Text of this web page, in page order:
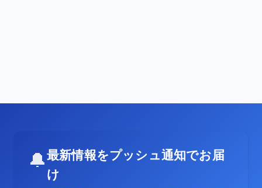
🔔最新情報をプッシュ通知でお届
け